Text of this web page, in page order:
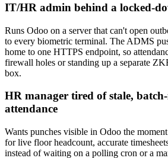
IT/HR admin behind a locked-
Runs Odoo on a server that can't open
to every biometric terminal. The ADMS
home to one HTTPS endpoint, so
firewall holes or standing up a separate
box.
HR manager tired of stale,
attendance
Wants punches visible in Odoo the
for live floor headcount, accurate
instead of waiting on a polling cron or a